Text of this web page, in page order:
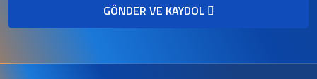
GÖNDER VE KAYDOL